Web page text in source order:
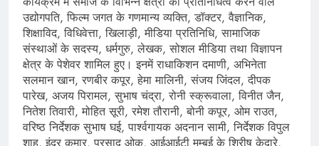
उद्योगपति, फिल्म जगत के गणमान्य व्यक्ति, डॉक्टर, वैज्ञानिक,
शिक्षाविद, विधिवेत्ता, खिलाड़ी, मीडिया प्रतिनिधि, सामाजिक
संस्थाओं के सदस्य, धर्मगुरु, लेखक, सोशल मीडिया तथा विज्ञापन
क्षेत्र के पेशेवर शामिल हुए। इनमें राधाकिशन दमाणी, अभिनेता
सलमान खान, रणबीर कपूर, हेमा मालिनी, संजय जिंदल, दीपक
पारेख, अजय पिरामल, सुभाष चंद्रा, रोनी स्क्रूवाला, विनीत जैन,
नितेश तिवारी, मोहित सूरी, रमेश तौरानी, बोनी कपूर, ओम राउत,
वरिष्ठ निर्देशक सुभाष घई, पार्श्वगायक अदनान सामी, निर्देशक विपुल
शाह, इंदर कुमार, प्रसाद ओक, आईआईटी मुम्बई के शिरीष केदारे,